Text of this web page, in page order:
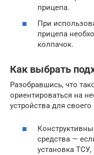
прицепа.
При
прицепа
колпачок.
Как выбрать
Разобравшись, что
ориентироваться на
устройства для своего
средства —
установка ТСУ,